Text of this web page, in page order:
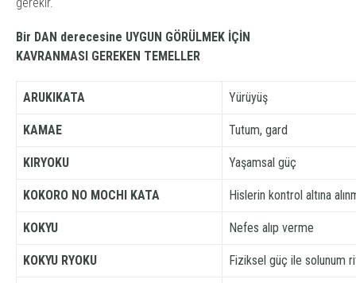
Bir DAN derecesine UYGUN GÖRÜLMEK İÇİN
KAVRANMASI GEREKEN TEMELLER
ARUKIKATA Yürüyüş
KAMAE Tutum, gard
KIRYOKU Yaşamsal güç
KOKORO NO MOCHI KATA Hislerin kontrol altına
KOKYU Nefes alıp verme
KOKYU RYOKU Fiziksel güç ile solunum